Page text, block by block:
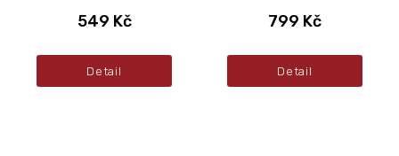
549 Kč
Detail
799 Kč
Detail